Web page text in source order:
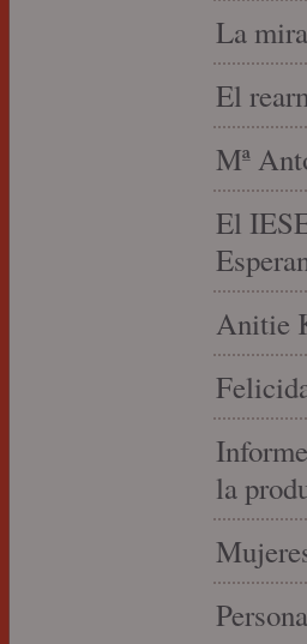
La
El
Mª
El
Anitie
la